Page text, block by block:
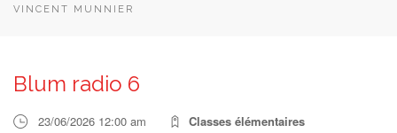
RECHERCHER
VINCENT MUNNIER
Blum radio 6
23/06/2026 12:00 am
Classes élémentaires